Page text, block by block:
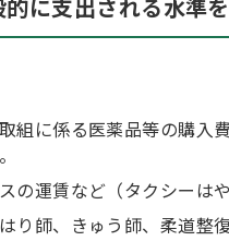
に支出される水準
組に係る医薬品等の購入
運賃など（タクシーは
り師、きゅう師、柔道整